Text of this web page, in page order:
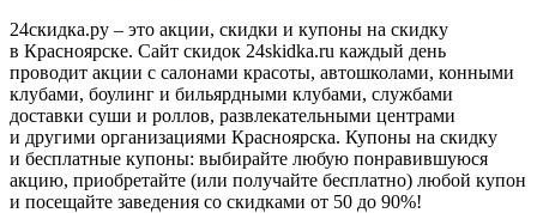
24скидка.ру – это акции, скидки и купоны на скидку
в Красноярске. Сайт скидок 24skidka.ru каждый день
проводит акции с салонами красоты, автошколами, конными
клубами, боулинг и бильярдными клубами, службами
доставки суши и роллов, развлекательными центрами
и другими организациями Красноярска. Купоны на скидку
и бесплатные купоны: выбирайте любую понравившуюся
акцию, приобретайте (или получайте бесплатно) любой купон
и посещайте заведения со скидками от 50 до 90%!